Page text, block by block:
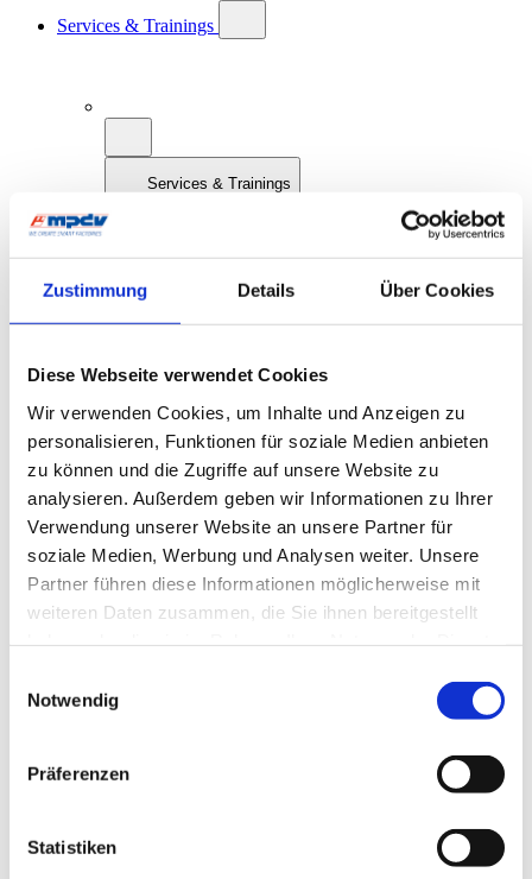
Zustimmung Details Über Cookies
Diese Webseite verwendet Cookies
Wir verwenden Cookies, um Inhalte und Anzeigen zu
personalisieren, Funktionen für soziale Medien anbieten
zu können und die Zugriffe auf unsere Website zu
analysieren. Außerdem geben wir Informationen zu Ihrer
Verwendung unserer Website an unsere Partner für
soziale Medien, Werbung und Analysen weiter. Unsere
Partner führen diese Informationen möglicherweise mit
weiteren Daten zusammen, die Sie ihnen bereitgestellt
Notwendig
Präferenzen
Statistiken
Services & Trainings
Services & Trainings
Konzepterstellung
Systembetrieb
Innovation & Wissen
Innovation & Wissen
Künstliche Intelligenz
Smart Factory Hive
Forschung und Lehre